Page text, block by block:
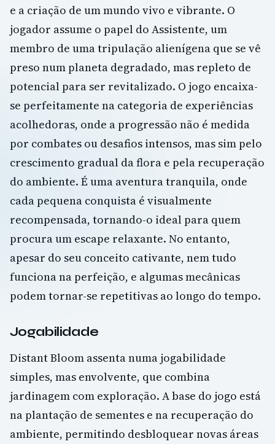
e a criação de um mundo vivo e vibrante. O
jogador assume o papel do Assistente, um
membro de uma tripulação alienígena que se vê
preso num planeta degradado, mas repleto de
potencial para ser revitalizado. O jogo encaixa-
se perfeitamente na categoria de experiências
acolhedoras, onde a progressão não é medida
por combates ou desafios intensos, mas sim pelo
crescimento gradual da flora e pela recuperação
do ambiente. É uma aventura tranquila, onde
cada pequena conquista é visualmente
recompensada, tornando-o ideal para quem
procura um escape relaxante. No entanto,
apesar do seu conceito cativante, nem tudo
funciona na perfeição, e algumas mecânicas
podem tornar-se repetitivas ao longo do tempo.
Jogabilidade
Distant Bloom assenta numa jogabilidade
simples, mas envolvente, que combina
jardinagem com exploração. A base do jogo está
na plantação de sementes e na recuperação do
ambiente, permitindo desbloquear novas áreas